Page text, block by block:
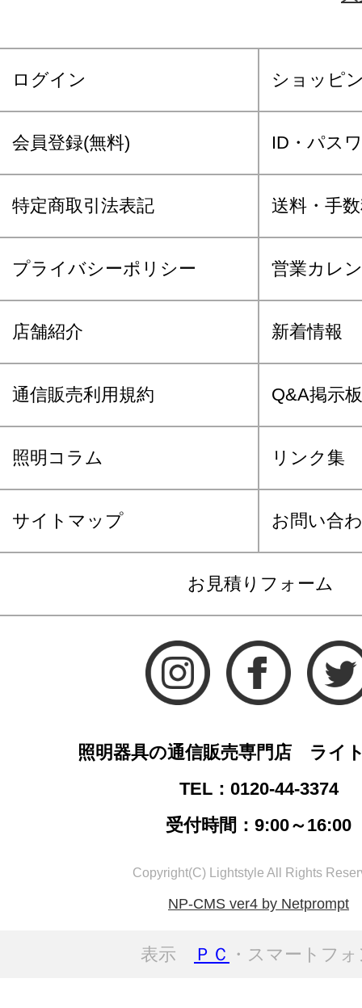
ログイン ショッピ
会員登録(無料) ID・パス
特定商取引法表記 送料・手
プライバシーポリシー 営業カレ
店舗紹介 新着情報
通信販売利用規約 Q&A掲示板
照明コラム リンク集
サイトマップ お問い合
お見積りフォーム
照明器具の通信販売専門店 ライ
TEL：0120-44-3374
受付時間：9:00～16:00
Copyright(C) Lightstyle All Rights
NP-CMS ver4 by Netprompt
表示 ＰＣ ・スマートフ